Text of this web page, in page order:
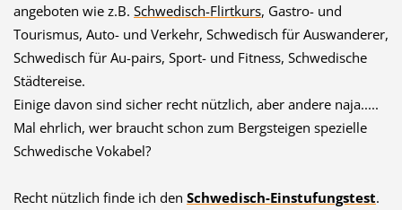
angeboten wie z.B. Schwedisch-Flirtkurs, Gastro- und
Tourismus, Auto- und Verkehr, Schwedisch für Auswanderer,
Schwedisch für Au-pairs, Sport- und Fitness, Schwedische
Städtereise.
Einige davon sind sicher recht nützlich, aber andere naja.....
Mal ehrlich, wer braucht schon zum Bergsteigen spezielle
Schwedische Vokabel?
Recht nützlich finde ich den Schwedisch-Einstufungstest.